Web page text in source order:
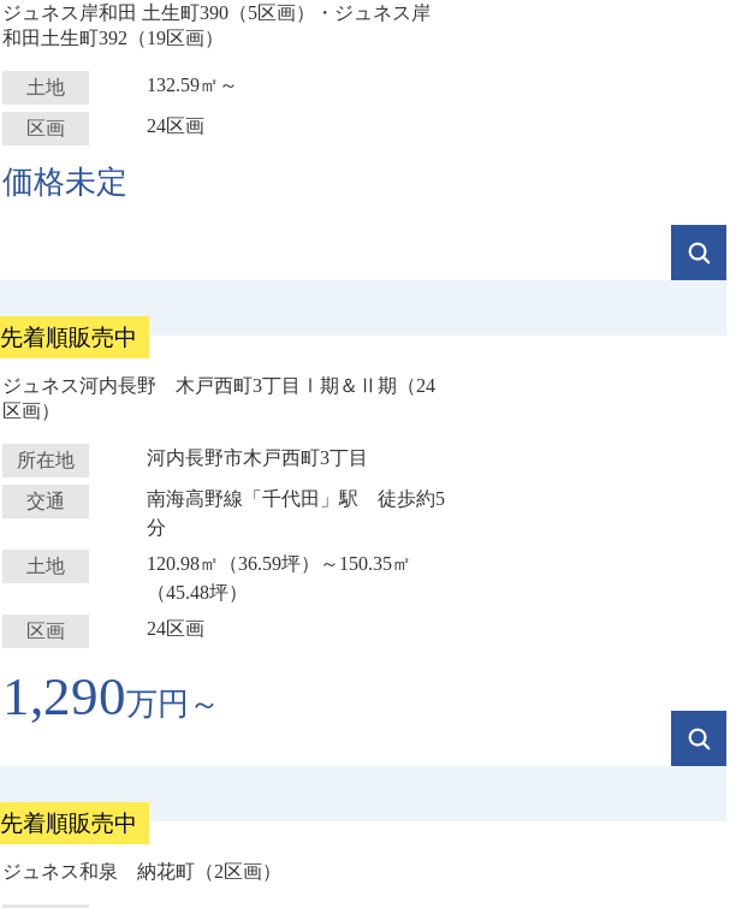
ジュネス岸和田 土生町390（5区画）・ジュネス岸
和田土生町392（19区画）
土地 132.59㎡～
区画 24区画
価格未定
先着順販売中
ジュネス河内長野 木戸西町3丁目Ⅰ期＆Ⅱ期（24
区画）
所在地 河内長野市木戸西町3丁目
交通
南海高野線「千代田」駅 徒歩約5
分
土地
120.98㎡（36.59坪）～150.35㎡
（45.48坪）
区画
24区画
1,290万円～
先着順販売中
ジュネス和泉 納花町（2区画）